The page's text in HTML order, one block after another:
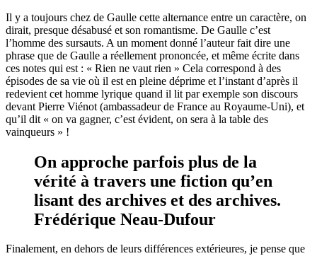
Il y a toujours chez de Gaulle cette alternance entre un caractère, on
dirait, presque désabusé et son romantisme. De Gaulle c’est
l’homme des sursauts. A un moment donné l’auteur fait dire une
phrase que de Gaulle a réellement prononcée, et même écrite dans
ces notes qui est : « Rien ne vaut rien » Cela correspond à des
épisodes de sa vie où il est en pleine déprime et l’instant d’après il
redevient cet homme lyrique quand il lit par exemple son discours
devant Pierre Viénot (ambassadeur de France au Royaume-Uni), et
qu’il dit « on va gagner, c’est évident, on sera à la table des
vainqueurs » !
On approche parfois plus de la
vérité à travers une fiction qu’en
lisant des archives et des archives.
Frédérique Neau-Dufour
Finalement, en dehors de leurs différences extérieures, je pense que